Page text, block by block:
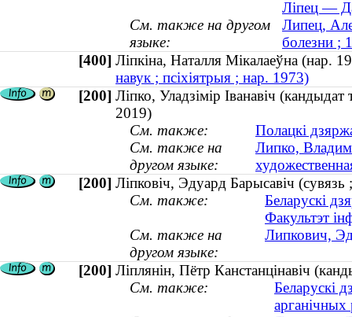
Ліпец —
См. также на другом
языке:
Липец,
болезни ;
[400] Ліпкіна, Наталля Мікалаеўна
навук ; псіхіятрыя ; нар. 1973)
[200] Ліпко, Уладзімір Іванавіч
2019)
См. также:
Полацкі
См. также на
другом языке:
Липко,
[200] Ліпковіч, Эдуард Барысавіч
См. также:
Беларускі
Факультэт
См. также на
другом языке:
Липкович,
[200] Ліплянін, Пётр Канстанцінавіч
См. также:
Беларускі